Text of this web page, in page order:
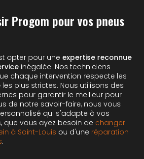
Progom pour vos pneus
opter pour une expertise reconnue
inégalée. Nos techniciens
chaque intervention respecte les
les plus strictes. Nous utilisons des
pour garantir le meilleur pour
de notre savoir-faire, nous vous
qui s'adapte à vos
que vous ayez besoin de changer
à Saint-Louis ou d'une réparation
.